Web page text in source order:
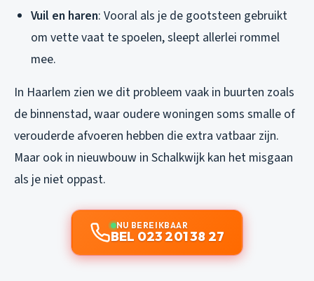
Vuil en haren: Vooral als je de gootsteen gebruikt
om vette vaat te spoelen, sleept allerlei rommel
mee.
In Haarlem zien we dit probleem vaak in buurten zoals
de binnenstad, waar oudere woningen soms smalle of
verouderde afvoeren hebben die extra vatbaar zijn.
Maar ook in nieuwbouw in Schalkwijk kan het misgaan
als je niet oppast.
NU BEREIKBAAR
BEL 023 201 38 27